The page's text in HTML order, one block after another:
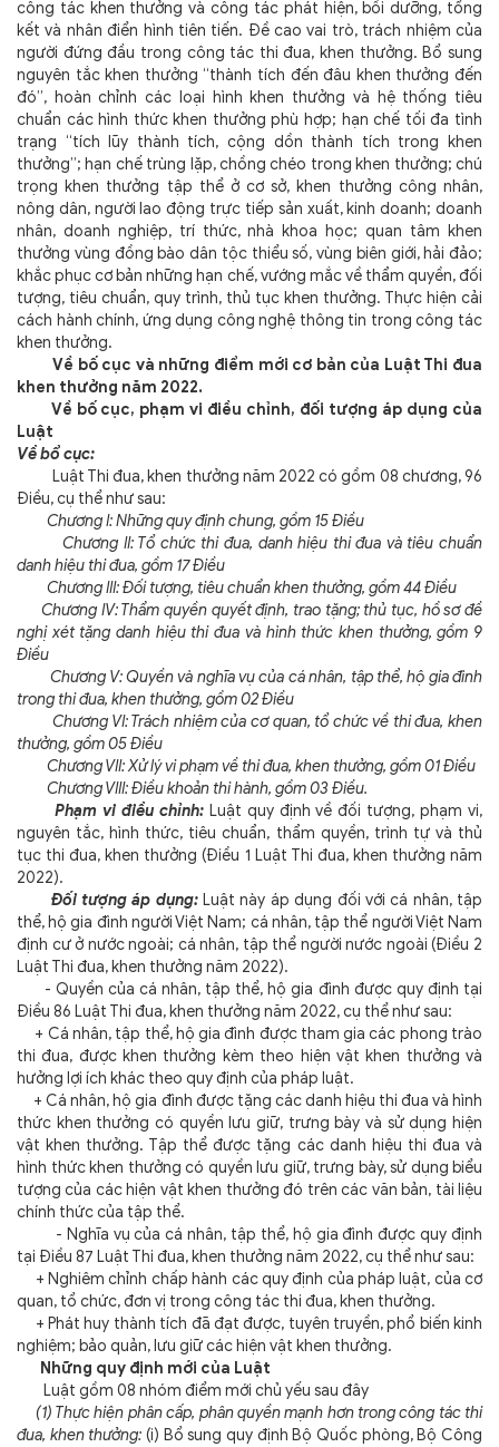
công tác khen thưởng và công tác phát hiện, bồi dưỡng, tổng
kết và nhân điển hình tiên tiến. Đề cao vai trò, trách nhiệm của
người đứng đầu trong công tác thi đua, khen thưởng. Bổ sung
nguyên tắc khen thưởng “thành tích đến đâu khen thưởng đến
đó”, hoàn chỉnh các loại hình khen thưởng và hệ thống tiêu
chuẩn các hình thức khen thưởng phù hợp; hạn chế tối đa tình
trạng “tích lũy thành tích, cộng dồn thành tích trong khen
thưởng”; hạn chế trùng lặp, chồng chéo trong khen thưởng; chú
trọng khen thưởng tập thể ở cơ sở, khen thưởng công nhân,
nông dân, người lao động trực tiếp sản xuất, kinh doanh; doanh
nhân, doanh nghiệp, trí thức, nhà khoa học; quan tâm khen
thưởng vùng đồng bào dân tộc thiểu số, vùng biên giới, hải đảo;
khắc phục cơ bản những hạn chế, vướng mắc về thẩm quyền, đối
tượng, tiêu chuẩn, quy trình, thủ tục khen thưởng. Thực hiện cải
cách hành chính, ứng dụng công nghệ thông tin trong công tác
khen thưởng.
Về bố cục và những điểm mới cơ bản của Luật Thi đua
khen thưởng năm 2022.
Về bố cục, phạm vi điều chỉnh, đối tượng áp dụng của
Luật
Về bổ cục:
Luật Thi đua, khen thưởng năm 2022 có gồm 08 chương, 96
Điều, cụ thể như sau:
Chương I: Những quy định chung, gồm 15 Điều
Chương II: Tổ chức thi đua, danh hiệu thi đua và tiêu chuẩn
danh hiệu thi đua, gồm 17 Điều
Chương III: Đối tượng, tiêu chuẩn khen thưởng, gồm 44 Điều
Chương IV: Thẩm quyền quyết định, trao tặng; thủ tục, hồ sơ đề
nghị xét tặng danh hiệu thi đua và hình thức khen thưởng, gồm 9
Điều
Chương V: Quyền và nghĩa vụ của cá nhân, tập thể, hộ gia đình
trong thi đua, khen thưởng, gồm 02 Điều
Chương VI: Trách nhiệm của cơ quan, tổ chức về thi đua, khen
thưởng, gồm 05 Điều
Chương VII: Xử lý vi phạm về thi đua, khen thưởng, gồm 01 Điều
Chương VIII: Điều khoản thi hành, gồm 03 Điều.
Phạm vi điều chỉnh:Luật quy định về đối tượng, phạm vi,
nguyên tắc, hình thức, tiêu chuẩn, thẩm quyền, trình tự và thủ
tục thi đua, khen thưởng (Điều 1 Luật Thi đua, khen thưởng năm
2022).
Đối tượng áp dụng:Luật này áp dụng đối với cá nhân, tập
thể, hộ gia đình người Việt Nam; cá nhân, tập thể người Việt Nam
định cư ở nước ngoài; cá nhân, tập thể người nước ngoài (Điều 2
Luật Thi đua, khen thưởng năm 2022).
- Quyền của cá nhân, tập thể, hộ gia đình được quy định tại
Điều 86 Luật Thi đua, khen thưởng năm 2022, cụ thể như sau:
+ Cá nhân, tập thể, hộ gia đình được tham gia các phong trào
thi đua, được khen thưởng kèm theo hiện vật khen thưởng và
hưởng lợi ích khác theo quy định của pháp luật.
+ Cá nhân, hộ gia đình được tặng các danh hiệu thi đua và hình
thức khen thưởng có quyền lưu giữ, trưng bày và sử dụng hiện
vật khen thưởng. Tập thể được tặng các danh hiệu thi đua và
hình thức khen thưởng có quyền lưu giữ, trưng bày, sử dụng biểu
tượng của các hiện vật khen thưởng đó trên các văn bản, tài liệu
chính thức của tập thể.
- Nghĩa vụ của cá nhân, tập thể, hộ gia đình được quy định
tại Điều 87 Luật Thi đua, khen thưởng năm 2022, cụ thể như sau:
+ Nghiêm chỉnh chấp hành các quy định của pháp luật, của cơ
quan, tổ chức, đơn vị trong công tác thi đua, khen thưởng.
+ Phát huy thành tích đã đạt được, tuyên truyền, phổ biến kinh
nghiệm; bảo quản, lưu giữ các hiện vật khen thưởng.
Những quy định mới của Luật
Luật gồm 08 nhóm điểm mới chủ yếu sau đây
(1) Thực hiện phân cấp, phân quyền mạnh hơn trong công tác thi
đua, khen thưởng: (i) Bổ sung quy định Bộ Quốc phòng, Bộ Công